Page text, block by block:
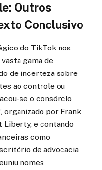
Outros
Conclusivo
do TikTok nos
gama de
de incerteza sobre
ao controle ou
se o consórcio
organizado por Frank
Liberty, e contando
como
de advocacia
nomes